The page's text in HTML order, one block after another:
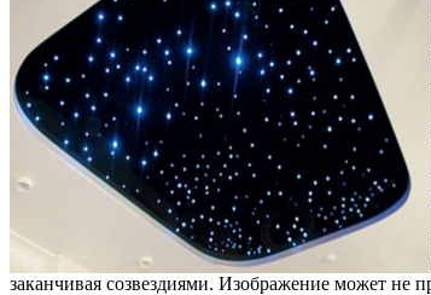
заканчивая созвездиями. Изображение может не